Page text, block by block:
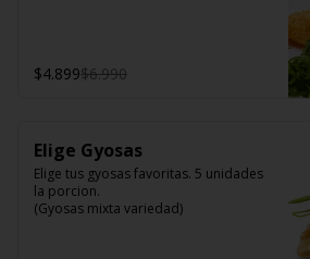
$4.899$6.990
Elige Gyosas
Elige tus gyosas favoritas. 5 unidades
la porcion.
(Gyosas mixta variedad)